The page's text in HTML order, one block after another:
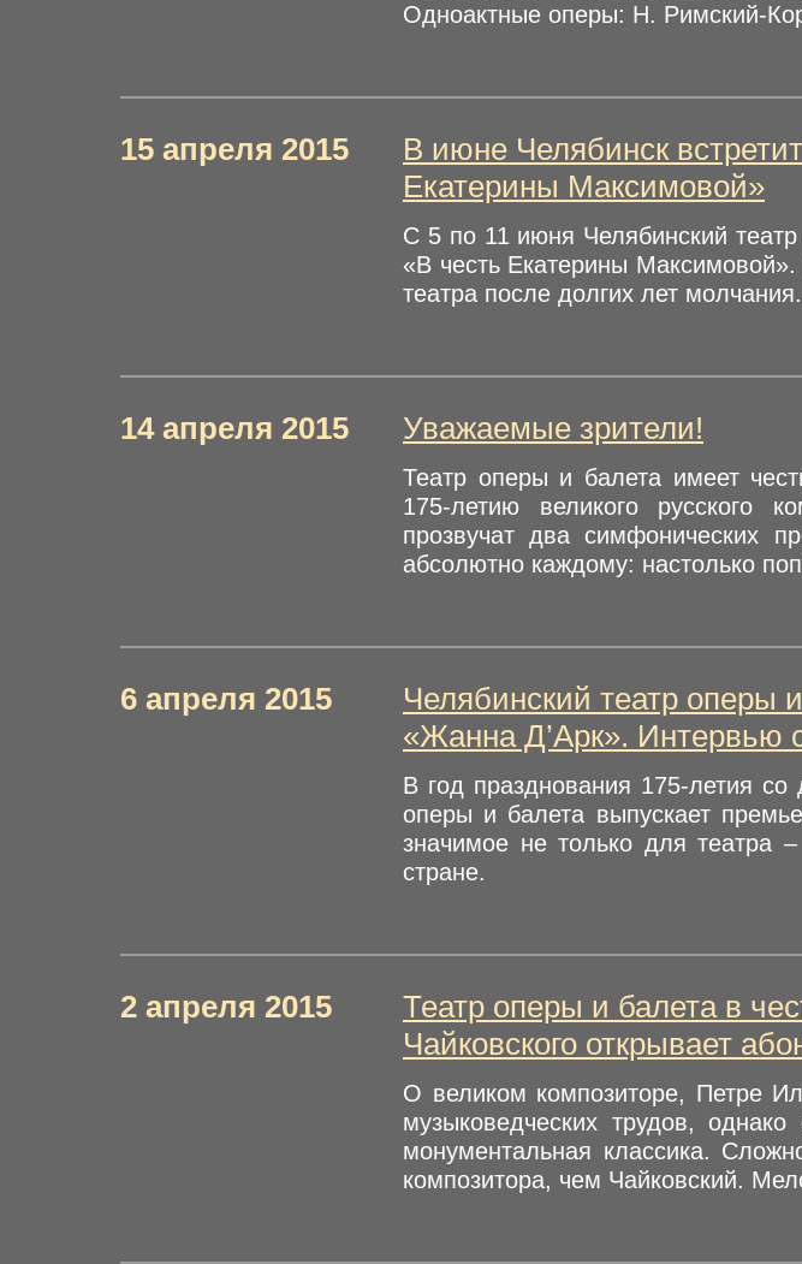
Одноактные оперы: Н. Римский-
15 апреля 2015
В июне Челябинск
Екатерины Максимовой»
С 5 по 11 июня Челябинский
«В честь Екатерины
театра после долгих лет
14 апреля 2015 Уважаемые зрители!
Театр оперы и балета имеет
175-летию великого русского
прозвучат два симфонических
абсолютно каждому: настолько
6 апреля 2015
Челябинский театр оперы
«Жанна Д’Арк». Интервью
В год празднования 175-летия
оперы и балета выпускает
значимое не только для театра
стране.
2 апреля 2015
Театр оперы и балета в
Чайковского открывает
О великом композиторе, Петре
музыковедческих трудов,
монументальная классика.
композитора, чем Чайковский.